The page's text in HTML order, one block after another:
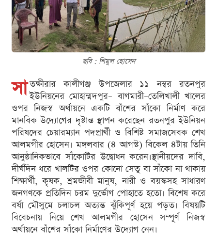
ছবি : শিমুল হোসেন
সা তক্ষীরার কালীগঞ্জ উপজেলার ১১ নম্বর রতনপুর
ইউনিয়নের মোহাম্মদপুর– বাগমারী–তেলিখালী খালের
ওপর নিজস্ব অর্থায়নে একটি বাঁশের সাঁকো নির্মাণ করে
মানবিক উদ্যোগের দৃষ্টান্ত স্থাপন করেছেন রতনপুর ইউনিয়ন
পরিষদের চেয়ারম্যান পদপ্রার্থী ও বিশিষ্ট সমাজসেবক শেখ
আলমগীর হোসেন। মঙ্গলবার (৪ আগস্ট) বিকেল ৪টায় তিনি
আনুষ্ঠানিকভাবে সাঁকোটির উদ্বোধন করেন।স্থানীয়দের দাবি,
দীর্ঘদিন ধরে খালটির ওপর কোনো সেতু বা সাঁকো না থাকায়
শিক্ষার্থী, কৃষক, শ্রমজীবী মানুষ, নারী ও বয়স্কসহ সাধারণ
জনগণকে প্রতিদিন চরম দুর্ভোগ পোহাতে হতো। বিশেষ করে
বর্ষা মৌসুমে চলাচল অত্যন্ত ঝুঁকিপূর্ণ হয়ে পড়ত। বিষয়টি
বিবেচনায় নিয়ে শেখ আলমগীর হোসেন সম্পূর্ণ নিজস্ব
অর্থায়নে বাঁশের সাঁকো নির্মাণের উদ্যোগ নেন।